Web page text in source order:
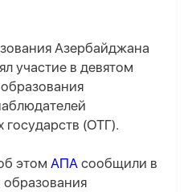
Азербайджана
участие в девятом
(ОТГ).
этом АПА сообщили в